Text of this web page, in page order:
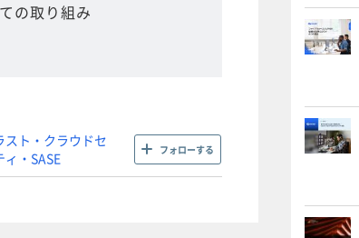
の取り組み
スト・クラウドセ
ィ・SASE
フォローする